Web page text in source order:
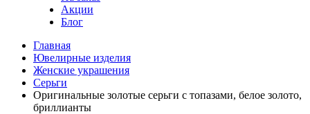
Акции
Блог
Главная
Ювелирные изделия
Женские украшения
Серьги
Оригинальные золотые серьги с топазами, белое золото,
бриллианты